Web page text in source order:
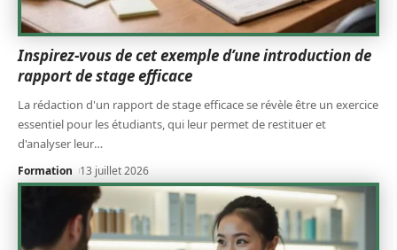
Inspirez-vous de cet exemple d’une introduction de
rapport de stage efficace
La rédaction d'un rapport de stage efficace se révèle être un exercice
essentiel pour les étudiants, qui leur permet de restituer et
d'analyser leur…
Formation 13 juillet 2026